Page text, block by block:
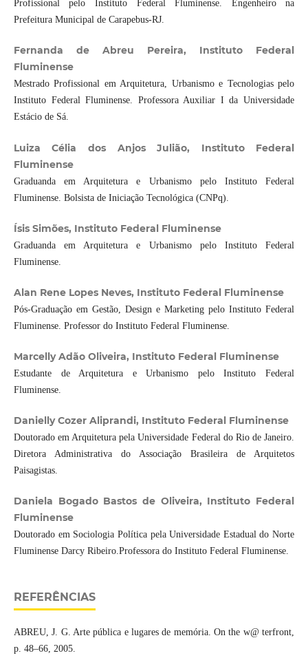
Profissional pelo Instituto Federal Fluminense. Engenheiro na
Prefeitura Municipal de Carapebus-RJ.
Fernanda de Abreu Pereira, Instituto Federal
Fluminense
Mestrado Profissional em Arquitetura, Urbanismo e Tecnologias pelo
Instituto Federal Fluminense. Professora Auxiliar I da Universidade
Estácio de Sá.
Luiza Célia dos Anjos Julião, Instituto Federal
Fluminense
Graduanda em Arquitetura e Urbanismo pelo Instituto Federal
Fluminense. Bolsista de Iniciação Tecnológica (CNPq).
Ísis Simões, Instituto Federal Fluminense
Graduanda em Arquitetura e Urbanismo pelo Instituto Federal
Fluminense.
Alan Rene Lopes Neves, Instituto Federal Fluminense
Pós-Graduação em Gestão, Design e Marketing pelo Instituto Federal
Fluminense. Professor do Instituto Federal Fluminense.
Marcelly Adão Oliveira, Instituto Federal Fluminense
Estudante de Arquitetura e Urbanismo pelo Instituto Federal
Fluminense.
Danielly Cozer Aliprandi, Instituto Federal Fluminense
Doutorado em Arquitetura pela Universidade Federal do Rio de Janeiro.
Diretora Administrativa do Associação Brasileira de Arquitetos
Paisagistas.
Daniela Bogado Bastos de Oliveira, Instituto Federal
Fluminense
Doutorado em Sociologia Política pela Universidade Estadual do Norte
Fluminense Darcy Ribeiro.Professora do Instituto Federal Fluminense.
REFERÊNCIAS
ABREU, J. G. Arte pública e lugares de memória. On the w@ terfront,
p. 48–66, 2005.